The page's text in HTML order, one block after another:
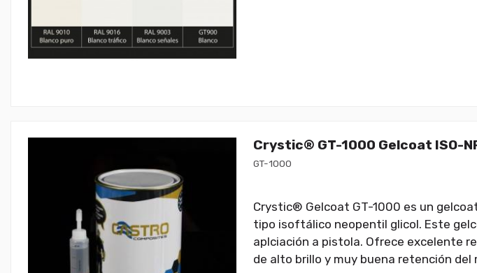
Crystic® GT-1000 Gelcoat ISO-
GT-1000
Crystic® Gelcoat GT-1000 es un
tipo isoftálico neopentil glicol. Este
aplciación a pistola. Ofrece excelente
de alto brillo y muy buena retención del